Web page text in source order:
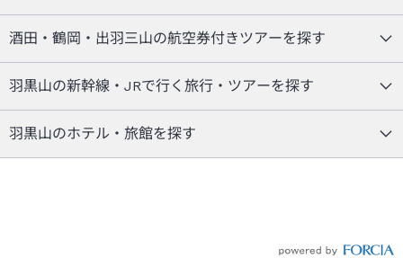
酒田・鶴岡・出羽三山の航空券付きツアーを探す
羽黒山の新幹線・JRで行く旅行・ツアーを探す
羽黒山のホテル・旅館を探す